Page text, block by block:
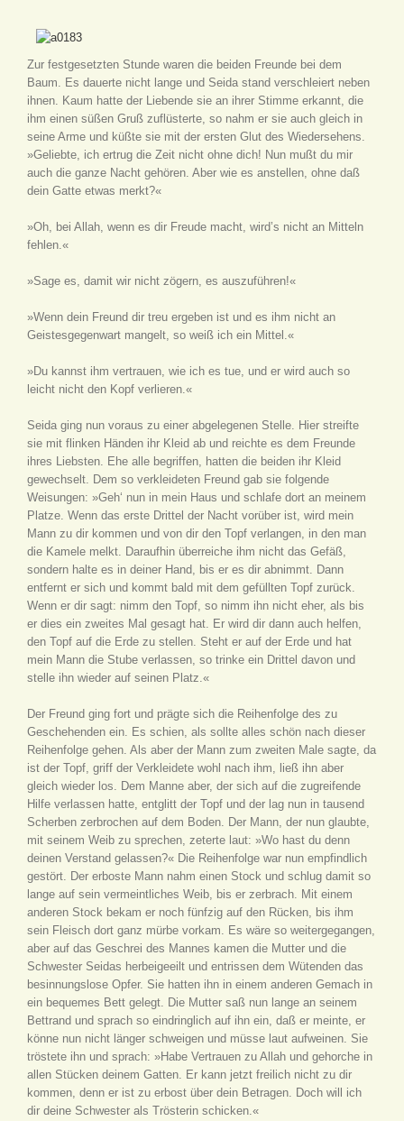
Zur festgesetzten Stunde waren die beiden Freunde bei dem
Baum. Es dauerte nicht lange und Seida stand verschleiert neben
ihnen. Kaum hatte der Liebende sie an ihrer Stimme erkannt, die
ihm einen süßen Gruß zuflüsterte, so nahm er sie auch gleich in
seine Arme und küßte sie mit der ersten Glut des Wiedersehens.
»Geliebte, ich ertrug die Zeit nicht ohne dich! Nun mußt du mir
auch die ganze Nacht gehören. Aber wie es anstellen, ohne daß
dein Gatte etwas merkt?«
»Oh, bei Allah, wenn es dir Freude macht, wird’s nicht an Mitteln
fehlen.«
»Sage es, damit wir nicht zögern, es auszuführen!«
»Wenn dein Freund dir treu ergeben ist und es ihm nicht an
Geistesgegenwart mangelt, so weiß ich ein Mittel.«
»Du kannst ihm vertrauen, wie ich es tue, und er wird auch so
leicht nicht den Kopf verlieren.«
Seida ging nun voraus zu einer abgelegenen Stelle. Hier streifte
sie mit flinken Händen ihr Kleid ab und reichte es dem Freunde
ihres Liebsten. Ehe alle begriffen, hatten die beiden ihr Kleid
gewechselt. Dem so verkleideten Freund gab sie folgende
Weisungen: »Geh‘ nun in mein Haus und schlafe dort an meinem
Platze. Wenn das erste Drittel der Nacht vorüber ist, wird mein
Mann zu dir kommen und von dir den Topf verlangen, in den man
die Kamele melkt. Daraufhin überreiche ihm nicht das Gefäß,
sondern halte es in deiner Hand, bis er es dir abnimmt. Dann
entfernt er sich und kommt bald mit dem gefüllten Topf zurück.
Wenn er dir sagt: nimm den Topf, so nimm ihn nicht eher, als bis
er dies ein zweites Mal gesagt hat. Er wird dir dann auch helfen,
den Topf auf die Erde zu stellen. Steht er auf der Erde und hat
mein Mann die Stube verlassen, so trinke ein Drittel davon und
stelle ihn wieder auf seinen Platz.«
Der Freund ging fort und prägte sich die Reihenfolge des zu
Geschehenden ein. Es schien, als sollte alles schön nach dieser
Reihenfolge gehen. Als aber der Mann zum zweiten Male sagte, da
ist der Topf, griff der Verkleidete wohl nach ihm, ließ ihn aber
gleich wieder los. Dem Manne aber, der sich auf die zugreifende
Hilfe verlassen hatte, entglitt der Topf und der lag nun in tausend
Scherben zerbrochen auf dem Boden. Der Mann, der nun glaubte,
mit seinem Weib zu sprechen, zeterte laut: »Wo hast du denn
deinen Verstand gelassen?« Die Reihenfolge war nun empfindlich
gestört. Der erboste Mann nahm einen Stock und schlug damit so
lange auf sein vermeintliches Weib, bis er zerbrach. Mit einem
anderen Stock bekam er noch fünfzig auf den Rücken, bis ihm
sein Fleisch dort ganz mürbe vorkam. Es wäre so weitergegangen,
aber auf das Geschrei des Mannes kamen die Mutter und die
Schwester Seidas herbeigeeilt und entrissen dem Wütenden das
besinnungslose Opfer. Sie hatten ihn in einem anderen Gemach in
ein bequemes Bett gelegt. Die Mutter saß nun lange an seinem
Bettrand und sprach so eindringlich auf ihn ein, daß er meinte, er
könne nun nicht länger schweigen und müsse laut aufweinen. Sie
tröstete ihn und sprach: »Habe Vertrauen zu Allah und gehorche in
allen Stücken deinem Gatten. Er kann jetzt freilich nicht zu dir
kommen, denn er ist zu erbost über dein Betragen. Doch will ich
dir deine Schwester als Trösterin schicken.«